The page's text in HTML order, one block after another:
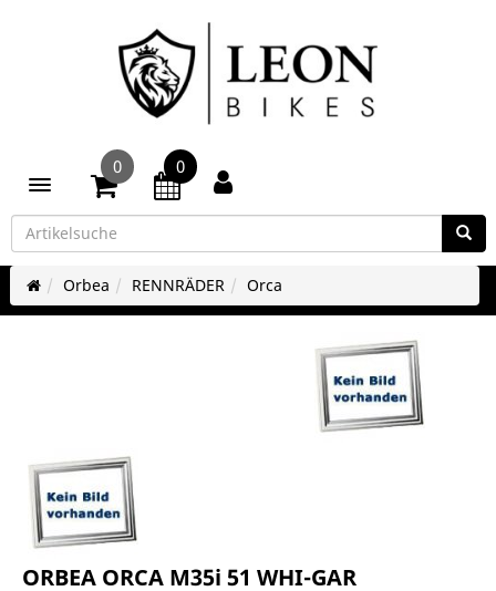
Toggle navigation
0 0
Orbea RENNRÄDER Orca
ORBEA ORCA M35i 51 WHI-GAR